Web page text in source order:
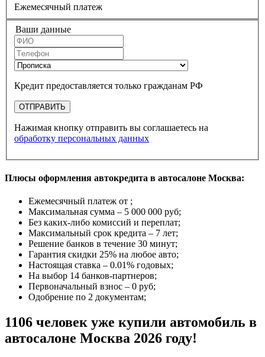
Ежемесячный платеж
Ваши данные
Кредит предоставляется только гражданам РФ
ОТПРАВИТЬ
Нажимая кнопку отправить вы соглашаетесь на
обработку персональных данных
Плюсы оформления автокредита в автосалоне Москва:
Ежемесячный платеж от ;
Максимальная сумма – 5 000 000 руб;
Без каких-либо комиссий и переплат;
Максимальный срок кредита – 7 лет;
Решение банков в течение 30 минут;
Гарантия скидки 25% на любое авто;
Настоящая ставка – 0.01% годовых;
На выбор 14 банков-партнеров;
Первоначальный взнос – 0 руб;
Одобрение по 2 документам;
1106 человек уже купили автомобиль в
автосалоне Москва 2026 году!